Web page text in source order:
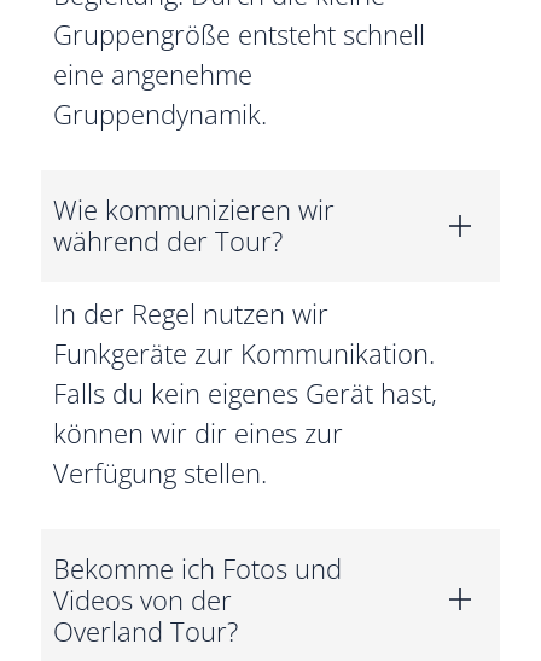
Gruppengröße entsteht schnell
eine angenehme
Gruppendynamik.
Wie kommunizieren wir
während der Tour?
In der Regel nutzen wir
Funkgeräte zur Kommunikation.
Falls du kein eigenes Gerät hast,
können wir dir eines zur
Verfügung stellen.
Bekomme ich Fotos und
Videos von der
Overland Tour?